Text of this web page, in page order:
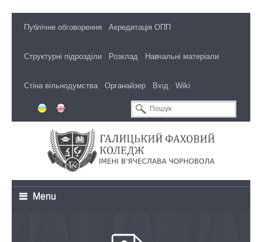
Публічне обговорення Акредитація ОПП
Структурні підрозділи Розклад Навчальні матеріали
Стіна вільнодумства Органайзер Вхід Wiki
Menu